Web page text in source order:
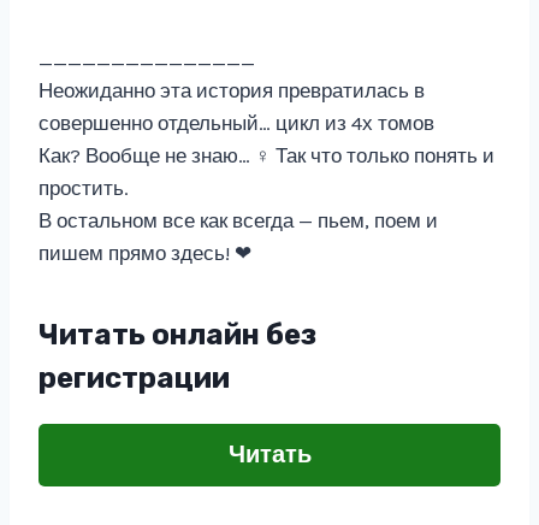
_______________
Неожиданно эта история превратилась в
совершенно отдельный… цикл из 4х томов
Как? Вообще не знаю… ‍♀️ Так что только понять и
простить.
В остальном все как всегда — пьем, поем и
пишем прямо здесь! ❤
Читать онлайн без
регистрации
Читать